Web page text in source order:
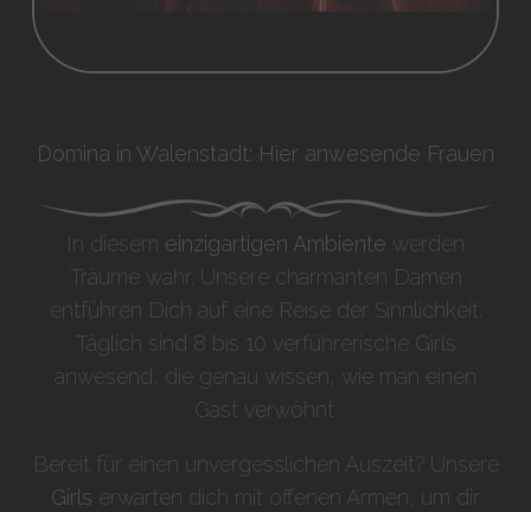
Domina in Walenstadt: Hier anwesende Frauen
In diesem einzigartigen Ambiente werden
Träume wahr. Unsere charmanten Damen
entführen Dich auf eine Reise der Sinnlichkeit.
Täglich sind 8 bis 10 verführerische Girls
anwesend, die genau wissen, wie man einen
Gast verwöhnt.
Bereit für einen unvergesslichen Auszeit? Unsere
Girls erwarten dich mit offenen Armen, um dir